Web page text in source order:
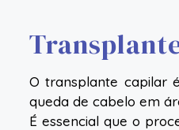
O transplante capilar
queda de cabelo em
É essencial que o